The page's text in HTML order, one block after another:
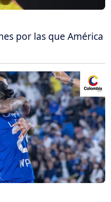
por las que América